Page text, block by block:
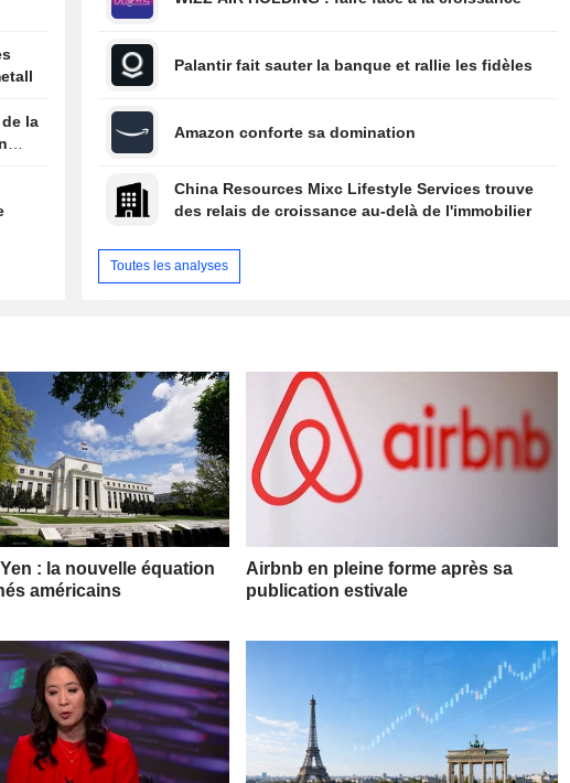
la
Palantir fait sauter la banque et rallie les fidèles
Amazon conforte sa domination
China Resources Mixc Lifestyle Services trouve
des relais de croissance au-delà de l'immobilier
Toutes les analyses
: la nouvelle équation
américains
Airbnb en pleine forme après sa
publication estivale